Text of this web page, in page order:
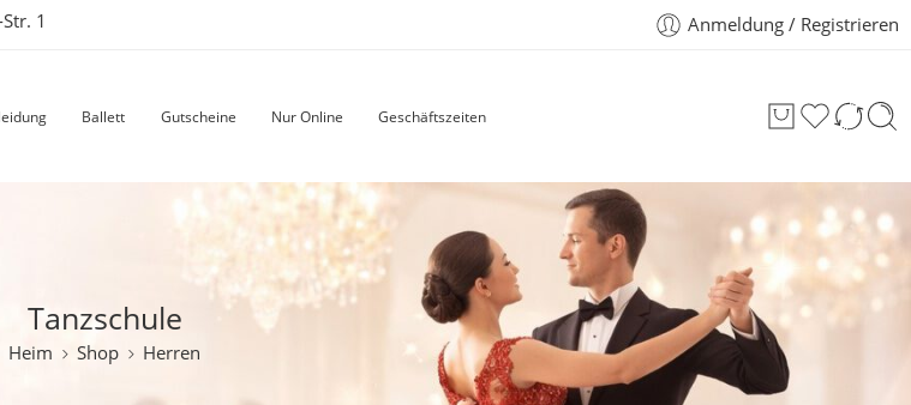
1 Anmeldung / Registrieren
Ballett Gutscheine Nur Online Geschäftszeiten
Tanzschule
Heim Shop Herren